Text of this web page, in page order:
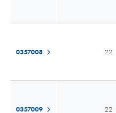
0357008 22
0357009 22